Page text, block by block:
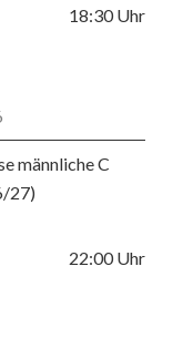
18:30Uhr
männliche C
27)
22:00Uhr